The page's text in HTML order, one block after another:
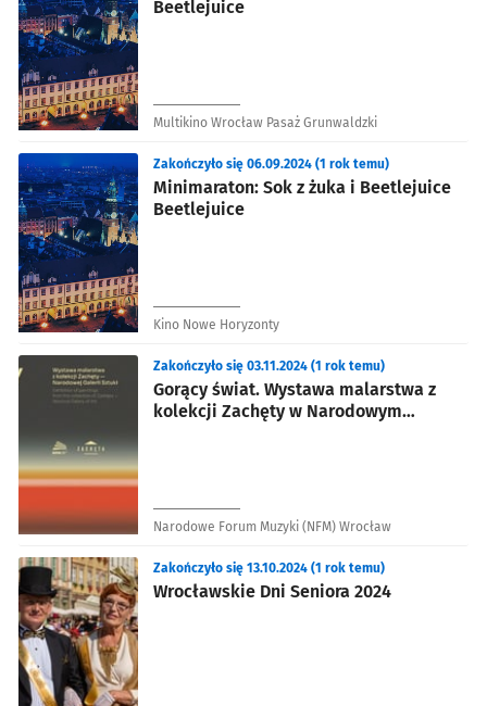
Beetlejuice
Multikino Wrocław Pasaż Grunwaldzki
Minimaraton: Sok z żuka i Beetlejuice
Beetlejuice
Zakończyło się 06.09.2024 (1 rok temu)
Kino Nowe Horyzonty
Gorący świat. Wystawa malarstwa z
kolekcji Zachęty w Narodowym
Zakończyło się 03.11.2024 (1 rok temu)
Narodowe Forum Muzyki (NFM) Wrocław
Wrocławskie Dni Seniora 2024
Zakończyło się 13.10.2024 (1 rok temu)